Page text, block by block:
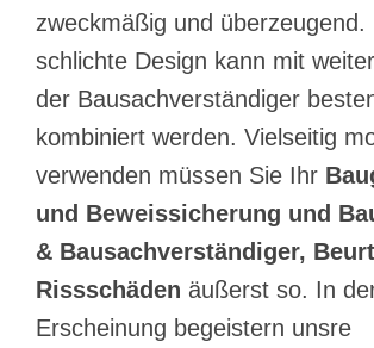
zweckmäßig und überzeugend.
schlichte Design kann mit
der Bausachverständiger
kombiniert werden. Vielseitig
verwenden müssen Sie Ihr
und Beweissicherung und
& Bausachverständiger,
Rissschäden äußerst so. In
Erscheinung begeistern unsre